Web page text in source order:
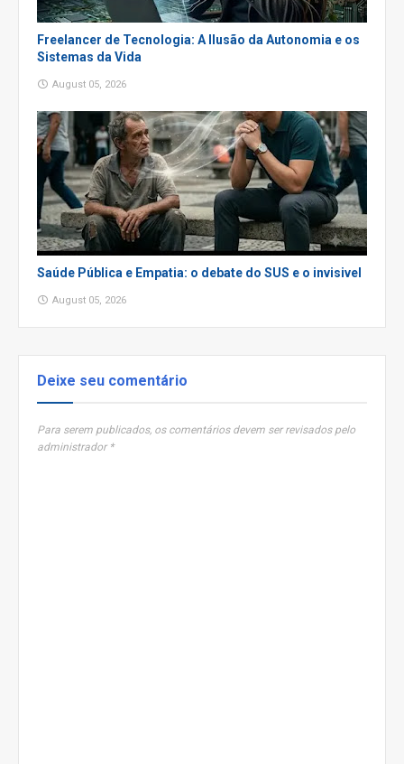
Freelancer de Tecnologia: A Ilusão da Autonomia e os
Sistemas da Vida
August 05, 2026
Saúde Pública e Empatia: o debate do SUS e o invisivel
August 05, 2026
Deixe seu comentário
Para serem publicados, os comentários devem ser revisados pelo
administrador *